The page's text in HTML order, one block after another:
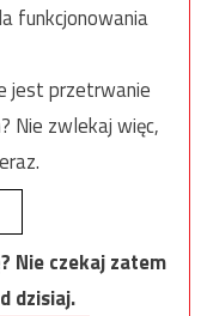
funkcjonowania
jest przetrwanie
Nie zwlekaj więc,
Nie czekaj zatem
dzisiaj.